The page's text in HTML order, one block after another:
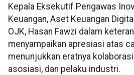
Kepala Eksekutif Pengawas
Keuangan, Aset Keuangan
OJK, Hasan Fawzi dalam
menyampaikan apresiasi atas
menunjukkan eratnya
asosiasi, dan pelaku industri.